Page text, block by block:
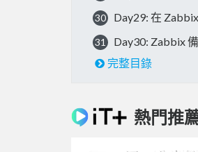
30 Day29: 在
31
Day30: Zabbix
完整目錄
熱門推